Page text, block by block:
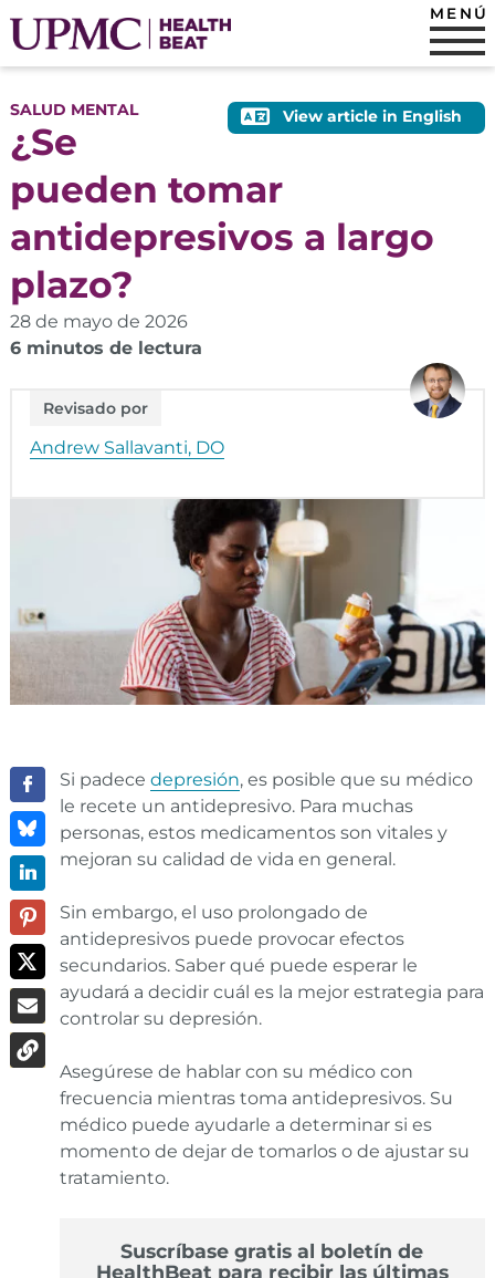
MENÚ
View article in English
SALUD MENTAL
¿Se
pueden tomar
antidepresivos a largo
plazo?
28 de mayo de 2026
6 minutos de lectura
Revisado por
Andrew Sallavanti, DO
Si padece depresión, es posible que su médico
le recete un antidepresivo. Para muchas
personas, estos medicamentos son vitales y
mejoran su calidad de vida en general.
Sin embargo, el uso prolongado de
antidepresivos puede provocar efectos
secundarios. Saber qué puede esperar le
ayudará a decidir cuál es la mejor estrategia para
controlar su depresión.
Asegúrese de hablar con su médico con
frecuencia mientras toma antidepresivos. Su
médico puede ayudarle a determinar si es
momento de dejar de tomarlos o de ajustar su
tratamiento.
Suscríbase gratis al boletín de
HealthBeat para recibir las últimas